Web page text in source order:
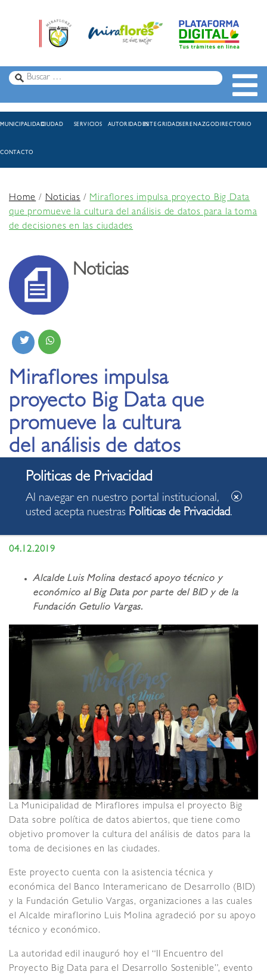
MUNICIPALIDADCIUDAD SERVICIOS AUTORIDADESINTEGRIDADSERENAZGODIRECTORIO
CONTACTO
Home/Noticias /Miraflores impulsa proyecto Big Data
que promueve la cultura del análisis de datos para la toma
de decisiones en las ciudades
Noticias
Miraflores impulsa
proyecto Big Data que
promueve la cultura
del análisis de datos
para la toma de
decisiones en las
ciudades
04.12.2019
Alcalde Luis Molina destacó apoyo técnico y
económico al Big Data por parte del BID y de la
Fundación Getulio Vargas.
La Municipalidad de Miraflores impulsa el proyecto Big
Data sobre política de datos abiertos, que tiene como
objetivo promover la cultura del análisis de datos para la
toma de decisiones en las ciudades.
Este proyecto cuenta con la asistencia técnica y
económica del Banco Interamericano de Desarrollo (BID)
y la Fundación Getulio Vargas, organizaciones a las cuales
el Alcalde miraflorino Luis Molina agradeció por su apoyo
técnico y económico.
La autoridad edil inauguró hoy el “II Encuentro del
Proyecto Big Data para el Desarrollo Sostenible”, evento
Al navegar en nuestro portal institucional,
usted acepta nuestras Politicas de Privacidad.